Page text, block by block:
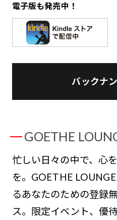
電子版も発売中！
バックナ
GOETHE
忙しい日々の中で、心
を。GOETHE
るあなたのための登録
ス。限定イベント、優